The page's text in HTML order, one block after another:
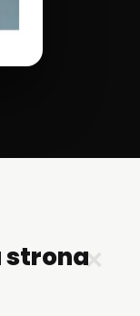
✕
strona